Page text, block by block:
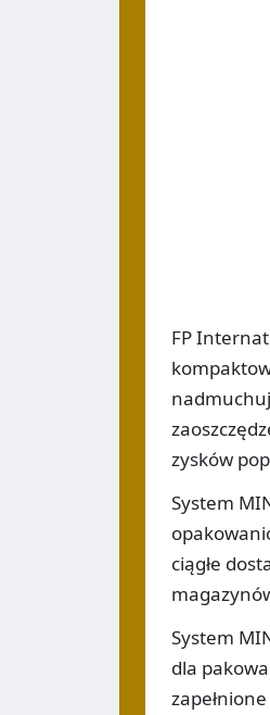
FP
zysków
System
ciągłe
System
dla